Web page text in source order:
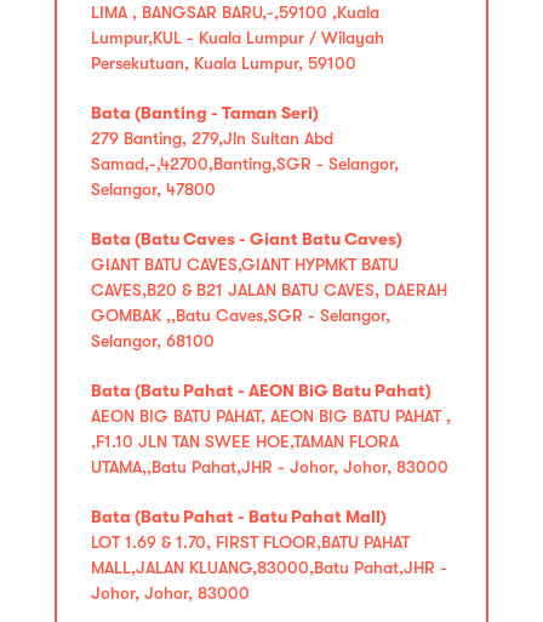
LIMA , BANGSAR BARU,-,59100 ,Kuala
Lumpur,KUL - Kuala Lumpur / Wilayah
Persekutuan, Kuala Lumpur, 59100
Bata (Banting - Taman Seri)
279 Banting, 279,Jln Sultan Abd
Samad,-,42700,Banting,SGR - Selangor,
Selangor, 47800
Bata (Batu Caves - Giant Batu Caves)
GIANT BATU CAVES,GIANT HYPMKT BATU
CAVES,B20 & B21 JALAN BATU CAVES, DAERAH
GOMBAK ,,Batu Caves,SGR - Selangor,
Selangor, 68100
Bata (Batu Pahat - AEON BiG Batu Pahat)
AEON BIG BATU PAHAT, AEON BIG BATU PAHAT ,
,F1.10 JLN TAN SWEE HOE,TAMAN FLORA
UTAMA,,Batu Pahat,JHR - Johor, Johor, 83000
Bata (Batu Pahat - Batu Pahat Mall)
LOT 1.69 & 1.70, FIRST FLOOR,BATU PAHAT
MALL,JALAN KLUANG,83000,Batu Pahat,JHR -
Johor, Johor, 83000